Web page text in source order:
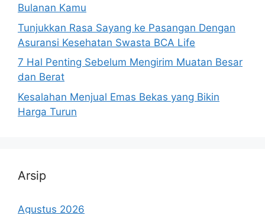
Bulanan Kamu
Tunjukkan Rasa Sayang ke Pasangan Dengan
Asuransi Kesehatan Swasta BCA Life
7 Hal Penting Sebelum Mengirim Muatan Besar
dan Berat
Kesalahan Menjual Emas Bekas yang Bikin
Harga Turun
Arsip
Agustus 2026